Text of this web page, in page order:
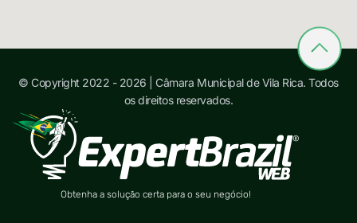
© Copyright 2022 - 2026 | Câmara Municipal de Vila Rica. Todos
os direitos reservados.
Obtenha a solução certa para o seu negócio!